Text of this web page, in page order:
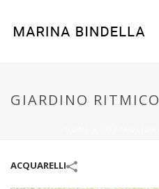
GIARDINO RITMICO
ACQUARELLI